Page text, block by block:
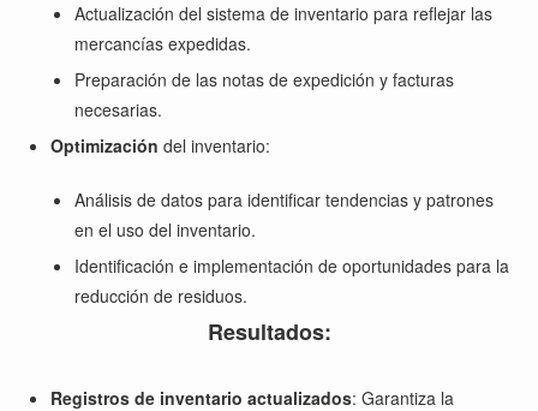
Actualización del sistema de inventario para reflejar las
mercancías expedidas.
Preparación de las notas de expedición y facturas
necesarias.
Optimización del inventario:
Análisis de datos para identificar tendencias y patrones
en el uso del inventario.
Identificación e implementación de oportunidades para la
reducción de residuos.
Resultados:
Registros de inventario actualizados: Garantiza la